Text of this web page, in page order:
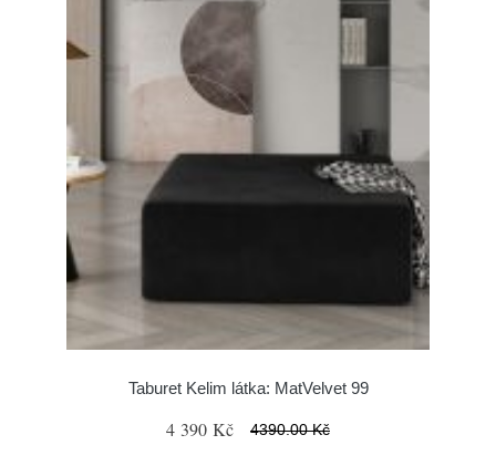
Taburet Kelim látka: MatVelvet 99
4 390 Kč 4390.00 Kč